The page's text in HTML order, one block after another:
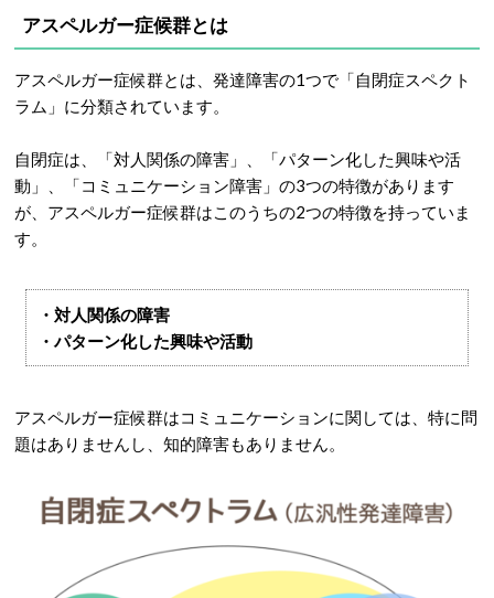
アスペルガー症候群とは
アスペルガー症候群とは、発達障害の1つで「自閉症スペクト
ラム」に分類されています。
自閉症は、「対人関係の障害」、「パターン化した興味や活
動」、「コミュニケーション障害」の3つの特徴があります
が、アスペルガー症候群はこのうちの2つの特徴を持っていま
す。
・対人関係の障害
・パターン化した興味や活動
アスペルガー症候群はコミュニケーションに関しては、特に問
題はありませんし、知的障害もありません。